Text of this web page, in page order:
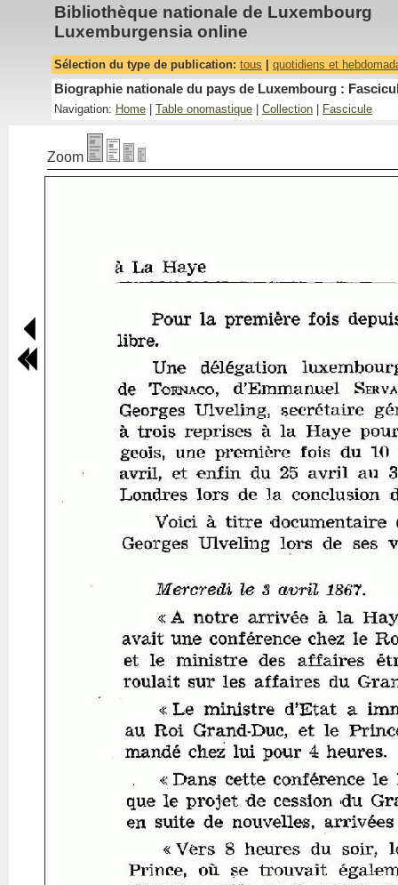
Bibliothèque nationale de Luxembourg
Luxemburgensia online
Sélection du type de publication: tous quotidiens et
Biographie nationale du pays de Luxembourg :
Navigation: Home Table onomastique Collection Fascicule
Zoom